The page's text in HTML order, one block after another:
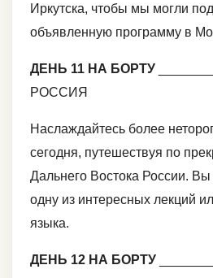
Иркутска, чтобы мы могли
объявленную программу в
ДЕНЬ 11 НА БОРТУ
РОССИЯ
Наслаждайтесь более
сегодня, путешествуя по
Дальнего Востока России. Вы
одну из интересных лекций
языка.
ДЕНЬ 12 НА БОРТУ